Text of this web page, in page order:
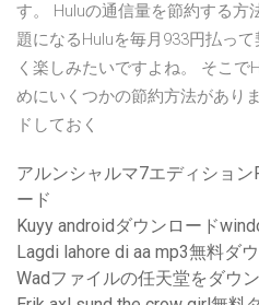
す。 Huluの通信量を節約する方
題になるHuluを毎月933円払っ
く楽しみたいですよね。 そこで
めにいくつかの節約方法があり
ドしておく
アルンシャルマ7エディショ
ード
Kuyy androidダウンロード
Lagdi lahore di aa mp3無料ダ
Wadファイルの任天堂をダウ